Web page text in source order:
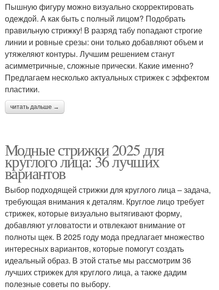
Пышную фигуру можно визуально скорректировать
одеждой. А как быть с полный лицом? Подобрать
правильную стрижку! В разряд табу попадают строгие
линии и ровные срезы: они только добавляют объем и
утяжеляют контуры. Лучшим решением станут
асимметричные, сложные прически. Какие именно?
Предлагаем несколько актуальных стрижек с эффектом
пластики.
читать дальше →
Модные стрижки 2025 для
круглого лица: 36 лучших
вариантов
Выбор подходящей стрижки для круглого лица – задача,
требующая внимания к деталям. Круглое лицо требует
стрижек, которые визуально вытягивают форму,
добавляют угловатости и отвлекают внимание от
полноты щек. В 2025 году мода предлагает множество
интересных вариантов, которые помогут создать
идеальный образ. В этой статье мы рассмотрим 36
лучших стрижек для круглого лица, а также дадим
полезные советы по выбору.